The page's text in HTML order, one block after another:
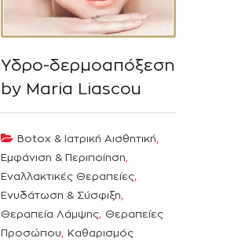
Υδρο-δερμοαπόξεση
by Maria Liascou
Botox & Ιατρική Αισθητική,
Εμφάνιση & Περιποίηση,
Εναλλακτικές Θεραπείες,
Ενυδάτωση & Σύσφιξη,
Θεραπεία Λάμψης, Θεραπείες
Προσώπου, Καθαρισμός